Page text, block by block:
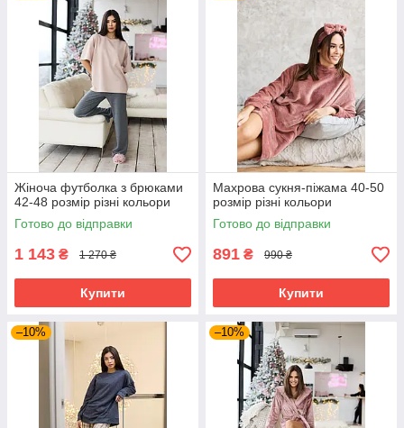
Жіноча футболка з брюками
42-48 розмір різні кольори
Готово до відправки
1 143 ₴ 1 270 ₴
Купити
Махрова сукня-піжама 40-50
розмір різні кольори
Готово до відправки
891 ₴ 990 ₴
Купити
–10% –10%